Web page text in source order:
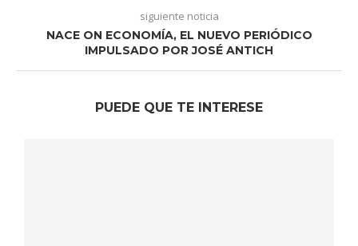
siguiente noticia
NACE ON ECONOMÍA, EL NUEVO PERIÓDICO
IMPULSADO POR JOSÉ ANTICH
PUEDE QUE TE INTERESE